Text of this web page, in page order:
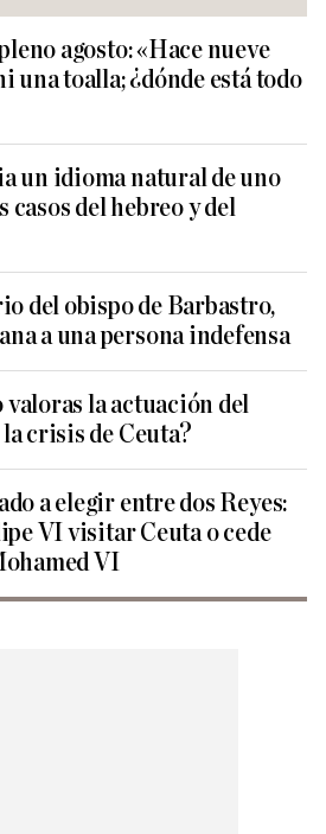
agosto: «Hace nueve
una toalla; ¿dónde está todo
un idioma natural de uno
casos del hebreo y del
del obispo de Barbastro,
a una persona indefensa
valoras la actuación del
crisis de Ceuta?
a elegir entre dos Reyes:
VI visitar Ceuta o cede
VI